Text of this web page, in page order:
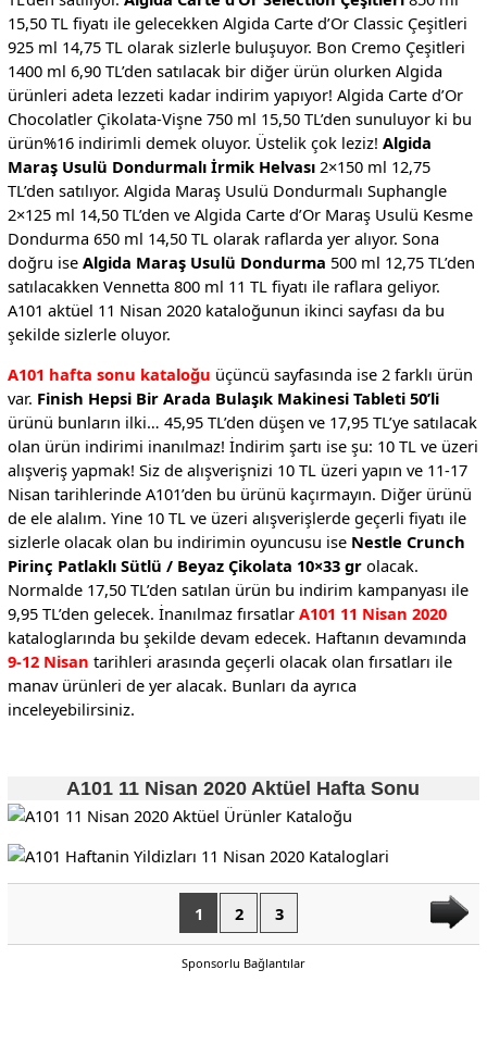
15,50 TL fiyatı ile gelecekken Algida Carte d’Or Classic Çeşitleri
925 ml 14,75 TL olarak sizlerle buluşuyor. Bon Cremo Çeşitleri
1400 ml 6,90 TL’den satılacak bir diğer ürün olurken Algida
ürünleri adeta lezzeti kadar indirim yapıyor! Algida Carte d’Or
Chocolatler Çikolata-Vişne 750 ml 15,50 TL’den sunuluyor ki bu
ürün%16 indirimli demek oluyor. Üstelik çok leziz! Algida
Maraş Usulü Dondurmalı İrmik Helvası2×150 ml 12,75
TL’den satılıyor. Algida Maraş Usulü Dondurmalı Suphangle
2×125 ml 14,50 TL’den ve Algida Carte d’Or Maraş Usulü Kesme
Dondurma 650 ml 14,50 TL olarak raflarda yer alıyor. Sona
doğru ise Algida Maraş Usulü Dondurma 500 ml 12,75 TL’den
satılacakken Vennetta 800 ml 11 TL fiyatı ile raflara geliyor.
A101 aktüel 11 Nisan 2020 kataloğunun ikinci sayfası da bu
şekilde sizlerle oluyor.
A101 hafta sonu kataloğu üçüncü sayfasında ise 2 farklı ürün
var. Finish Hepsi Bir Arada Bulaşık Makinesi Tableti 50’li
ürünü bunların ilki… 45,95 TL’den düşen ve 17,95 TL’ye satılacak
olan ürün indirimi inanılmaz! İndirim şartı ise şu: 10 TL ve üzeri
alışveriş yapmak! Siz de alışverişnizi 10 TL üzeri yapın ve 11-17
Nisan tarihlerinde A101’den bu ürünü kaçırmayın. Diğer ürünü
de ele alalım. Yine 10 TL ve üzeri alışverişlerde geçerli fiyatı ile
sizlerle olacak olan bu indirimin oyuncusu ise Nestle Crunch
Pirinç Patlaklı Sütlü / Beyaz Çikolata 10×33 grolacak.
Normalde 17,50 TL’den satılan ürün bu indirim kampanyası ile
9,95 TL’den gelecek. İnanılmaz fırsatlar A101 11 Nisan 2020
kataloglarında bu şekilde devam edecek. Haftanın devamında
9-12 Nisan tarihleri arasında geçerli olacak olan fırsatları ile
manav ürünleri de yer alacak. Bunları da ayrıca
inceleyebilirsiniz.
A101 11 Nisan 2020 Aktüel Hafta Sonu
1 2 3
Sponsorlu Bağlantılar